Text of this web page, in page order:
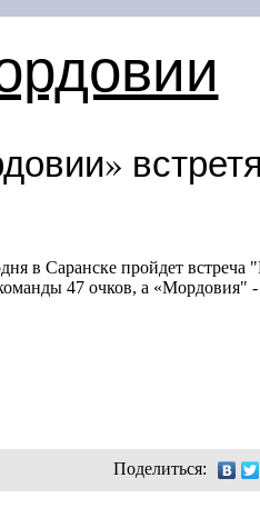
в Саранске пройдет
47 очков, а
Поделиться: